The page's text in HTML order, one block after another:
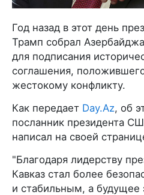
Год назад в этот день
Трамп собрал
для подписания
соглашения,
жестокому конфликту.
Как передает Day.Az, об
посланник президента
написал на своей
"Благодаря лидерству
Кавказ стал более
и стабильным, а будущее